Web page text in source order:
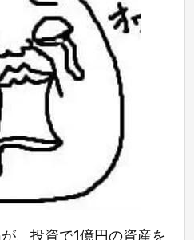
、投資で1億円の資産を